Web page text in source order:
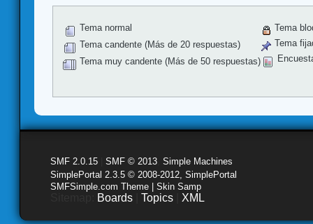
Tema normal
Tema candente (Más de 20 respuestas)
Tema muy candente (Más de 50 respuestas)
Tema
Tema
SMF 2.0.15 SMF © 2013 Simple Machines
SimplePortal 2.3.5 © 2008-2012, SimplePortal
SMFSimple.com Theme | Skin Samp
Boards Topics XML